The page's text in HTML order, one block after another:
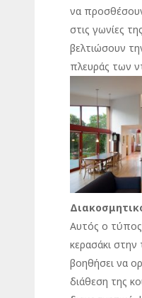
να
στις γωνίες
βελτιώσουν
πλευράς των
Αυτός ο
κερασάκι στην
βοηθήσει να
διάθεση της